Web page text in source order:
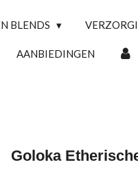
BLENDS
AANBIEDINGEN
Goloka